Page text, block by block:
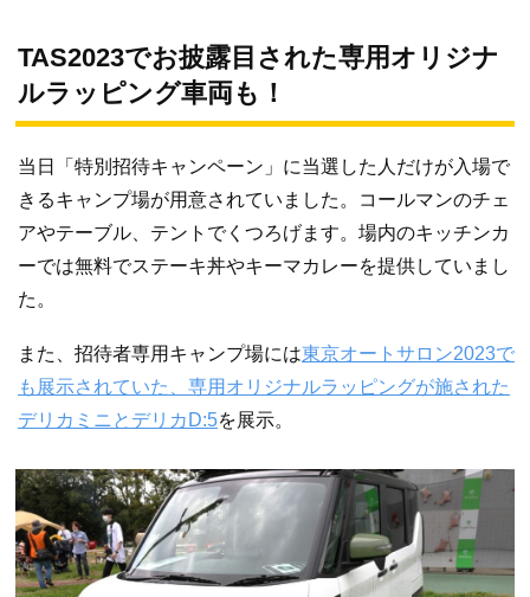
TAS2023でお披露目された専用オリジナ
ルラッピング車両も！
当日「特別招待キャンペーン」に当選した人だけが入場で
きるキャンプ場が用意されていました。コールマンのチェ
アやテーブル、テントでくつろげます。場内のキッチンカ
ーでは無料でステーキ丼やキーマカレーを提供していまし
た。
また、招待者専用キャンプ場には東京オートサロン2023で
も展示されていた、専用オリジナルラッピングが施された
デリカミニとデリカD:5を展示。